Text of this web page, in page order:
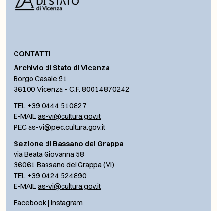
CONTATTI
Archivio di Stato di Vicenza
Borgo Casale 91
36100 Vicenza – C.F. 80014870242
TEL +39 0444 510827
E-MAILas-vi@cultura.gov.it
PECas-vi@pec.cultura.gov.it
Sezione di Bassano del Grappa
via Beata Giovanna 58
36061 Bassano del Grappa (VI)
TEL +39 0424 524890
E-MAILas-vi@cultura.gov.it
Facebook | Instagram